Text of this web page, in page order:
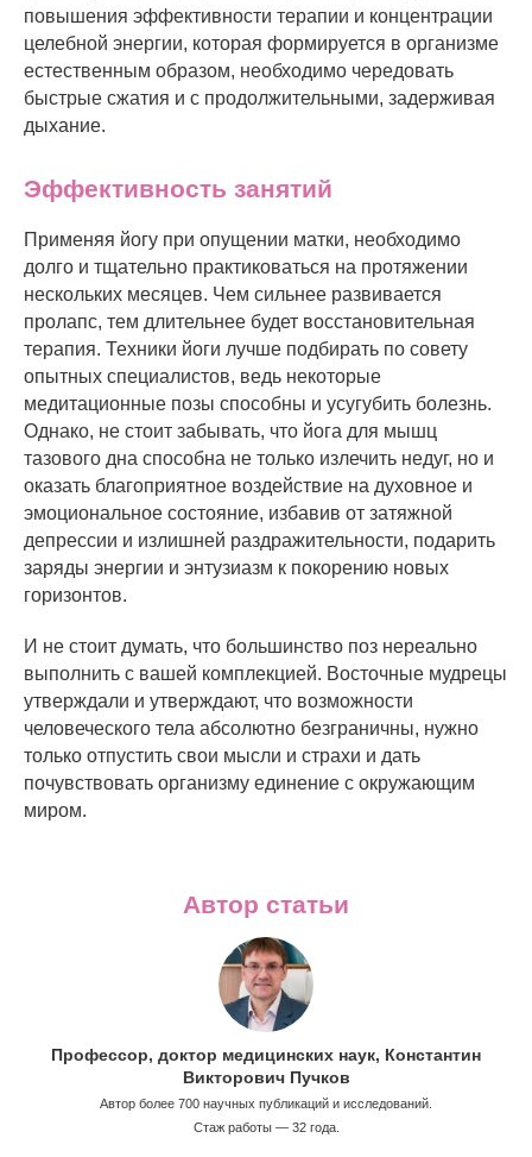
повышения эффективности терапии и концентрации
целебной энергии, которая формируется в организме
естественным образом, необходимо чередовать
быстрые сжатия и с продолжительными, задерживая
дыхание.
Эффективность занятий
Применяя йогу при опущении матки, необходимо
долго и тщательно практиковаться на протяжении
нескольких месяцев. Чем сильнее развивается
пролапс, тем длительнее будет восстановительная
терапия. Техники йоги лучше подбирать по совету
опытных специалистов, ведь некоторые
медитационные позы способны и усугубить болезнь.
Однако, не стоит забывать, что йога для мышц
тазового дна способна не только излечить недуг, но и
оказать благоприятное воздействие на духовное и
эмоциональное состояние, избавив от затяжной
депрессии и излишней раздражительности, подарить
заряды энергии и энтузиазм к покорению новых
горизонтов.
И не стоит думать, что большинство поз нереально
выполнить с вашей комплекцией. Восточные мудрецы
утверждали и утверждают, что возможности
человеческого тела абсолютно безграничны, нужно
только отпустить свои мысли и страхи и дать
почувствовать организму единение с окружающим
миром.
Автор статьи
Профессор, доктор медицинских наук, Константин
Викторович Пучков
Автор более 700 научных публикаций и исследований.
Стаж работы — 32 года.